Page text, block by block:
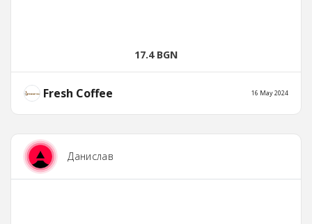
17.4 BGN
Fresh Coffee 16 May 2024
Данислав